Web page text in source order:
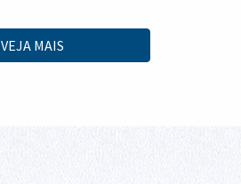
VEJA MAIS